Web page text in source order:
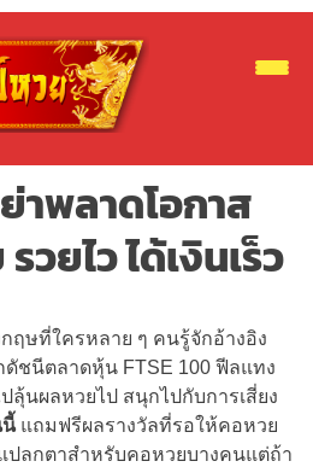
พลาดโอกาส
วยไว ได้เงินเร็ว
ฤษที่ใครหลาย ๆ คนรู้จักอ้างอิง
ดัชนีตลาดหุ้น FTSE 100 ฟีลแทง
ลุ้นผลหวยไป สนุกไปกับการเสี่ยง
นี้ แถมฟรีผลรางวัลที่รอให้คอหวย
ปลกตาสำหรับคอหวยบางคนแต่ถ้า